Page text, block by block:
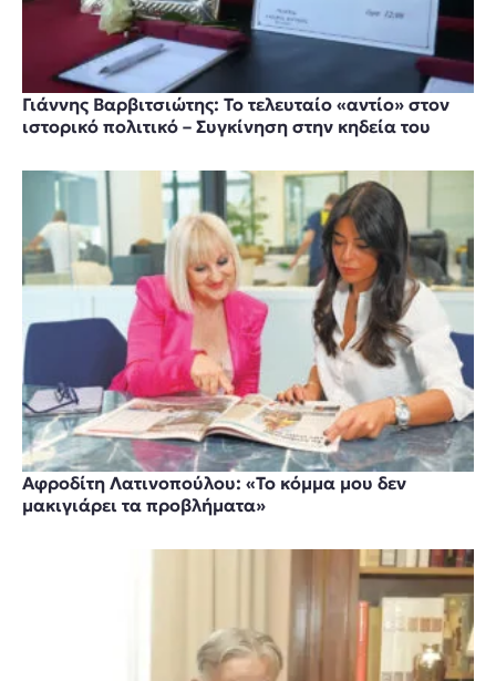
Γιάννης Βαρβιτσιώτης: Το τελευταίο «αντίο» στον
ιστορικό πολιτικό – Συγκίνηση στην κηδεία του
Αφροδίτη Λατινοπούλου: «Το κόμμα μου δεν
μακιγιάρει τα προβλήματα»